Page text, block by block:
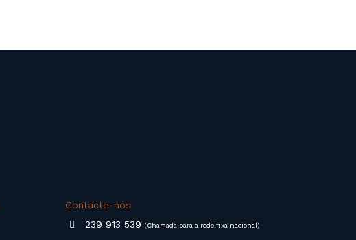
Contacte-nos
239 913 539(Chamada para a rede fixa nacional)